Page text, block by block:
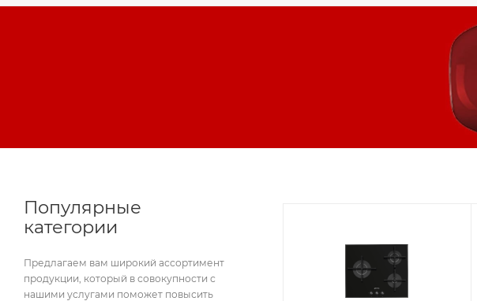
Популярные
категории
Предлагаем вам широкий ассортимент
продукции, который в совокупности с
нашими услугами поможет повысить